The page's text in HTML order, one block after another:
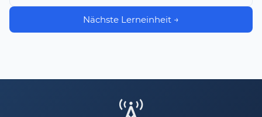
Nächste Lerneinheit →